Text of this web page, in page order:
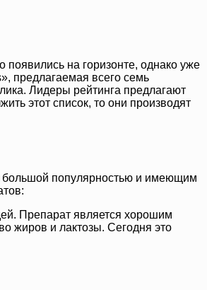
появились на горизонте, однако уже
предлагаемая всего семь
Лидеры рейтинга предлагают
этот список, то они производят
большой популярностью и имеющим
Препарат является хорошим
жиров и лактозы. Сегодня это